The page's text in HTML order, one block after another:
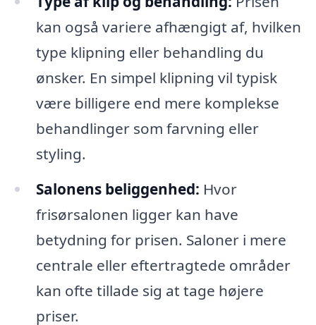
kan også variere afhængigt af, hvilken
type klipning eller behandling du
ønsker. En simpel klipning vil typisk
være billigere end mere komplekse
behandlinger som farvning eller
styling.
Salonens beliggenhed: Hvor
frisørsalonen ligger kan have
betydning for prisen. Saloner i mere
centrale eller eftertragtede områder
kan ofte tillade sig at tage højere
priser.